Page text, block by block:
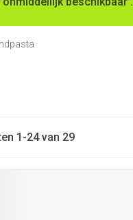
1 -24van 29